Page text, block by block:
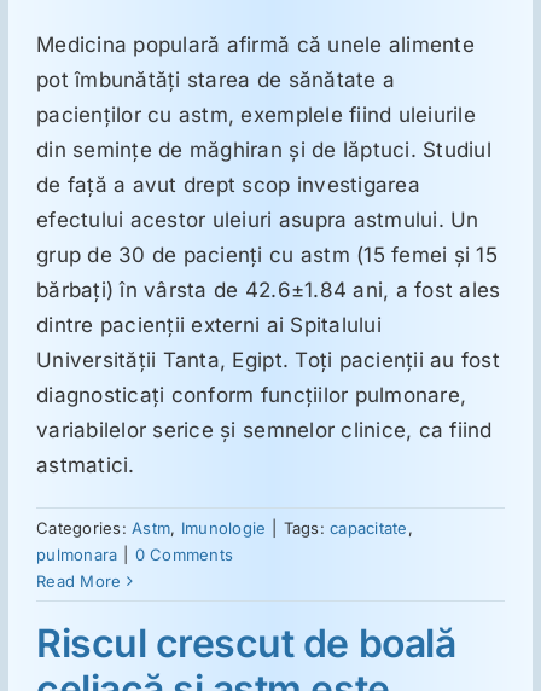
Medicina populară afirmă că unele alimente
pot îmbunătăţi starea de sănătate a
pacienţilor cu astm, exemplele fiind uleiurile
din seminţe de măghiran şi de lăptuci. Studiul
de faţă a avut drept scop investigarea
efectului acestor uleiuri asupra astmului. Un
grup de 30 de pacienţi cu astm (15 femei şi 15
bărbaţi) în vârsta de 42.6±1.84 ani, a fost ales
dintre pacienţii externi ai Spitalului
Universităţii Tanta, Egipt. Toţi pacienţii au fost
diagnosticaţi conform funcţiilor pulmonare,
variabilelor serice şi semnelor clinice, ca fiind
astmatici.
Categories:Astm, Imunologie Tags:capacitate,
pulmonara
0 Comments
Read More
Riscul crescut de boală